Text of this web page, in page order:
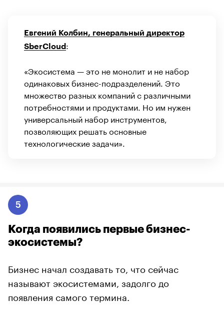
Евгений Колбин, генеральный директор
SberCloud :
«Экосистема — это не монолит и не набор
одинаковых бизнес-подразделений. Это
множество разных компаний с различными
потребностями и продуктами. Но им нужен
универсальный набор инструментов,
позволяющих решать основные
технологические задачи».
5
Когда появились первые бизнес-
экосистемы?
Бизнес начал создавать то, что сейчас
называют экосистемами, задолго до
появления самого термина.